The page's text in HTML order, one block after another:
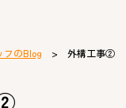
フのBlog > 外構工事②